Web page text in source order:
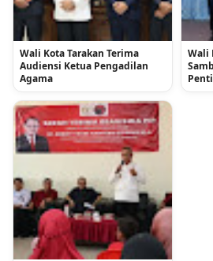
Wali Kota Tarakan Terima
Audiensi Ketua Pengadilan
Agama
Wali